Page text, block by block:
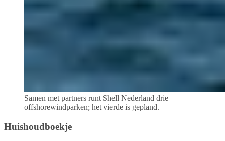
Samen met partners runt Shell Nederland drie
offshorewindparken; het vierde is gepland.
Huishoudboekje